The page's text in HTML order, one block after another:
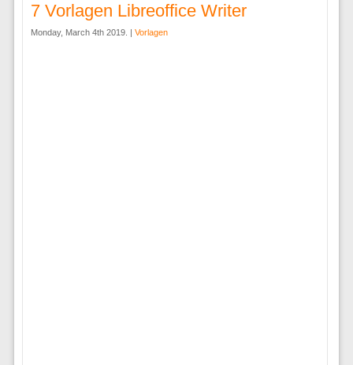
7 Vorlagen Libreoffice Writer
Monday, March 4th 2019. | Vorlagen